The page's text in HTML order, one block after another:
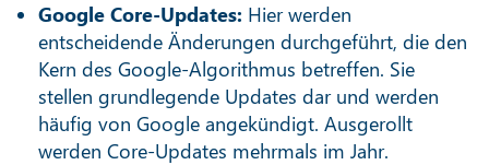
Google Core-Updates: Hier werden
entscheidende Änderungen durchgeführt, die den
Kern des Google-Algorithmus betreffen. Sie
stellen grundlegende Updates dar und werden
häufig von Google angekündigt. Ausgerollt
werden Core-Updates mehrmals im Jahr.